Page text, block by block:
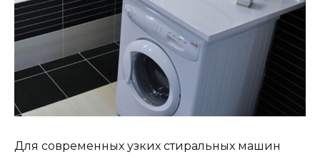
Для современных узких стиральных машин